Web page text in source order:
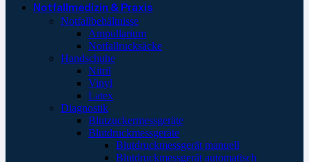
Notfallmedizin & Praxis
Notfallbehältnisse
Ampullarium
Notfallrucksäcke
Handschuhe
Nitril
Vinyl
Latex
Diagnostik
Blutzuckermessgeräte
Blutdruckmessgeräte
Blutdruckmessgerät manuell
Blutdruckmessgerät automatisch